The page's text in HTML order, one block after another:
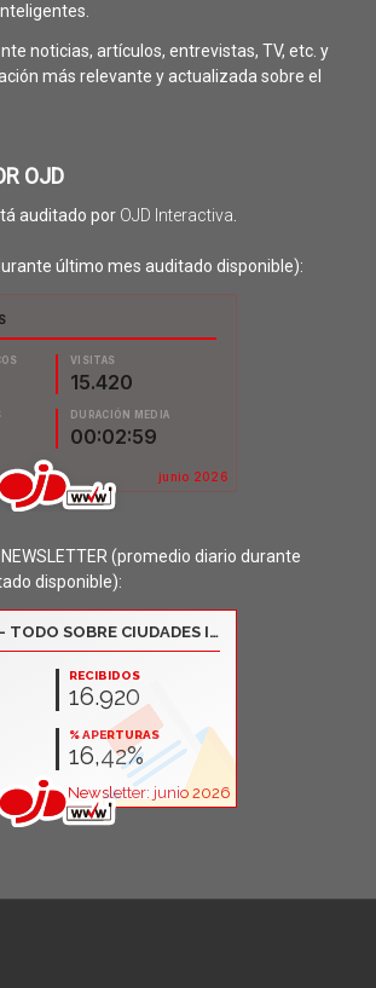
noticias, artículos, entrevistas, TV, etc. y
más relevante y actualizada sobre el
OJD
auditado por OJD Interactiva
último mes auditado disponible):
NEWSLETTER (promedio diario durante
disponible):